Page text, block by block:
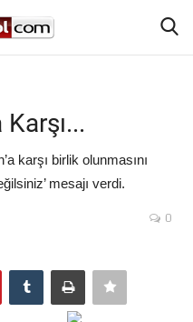
karşı birlik olunmasını
mesajı verdi.
0